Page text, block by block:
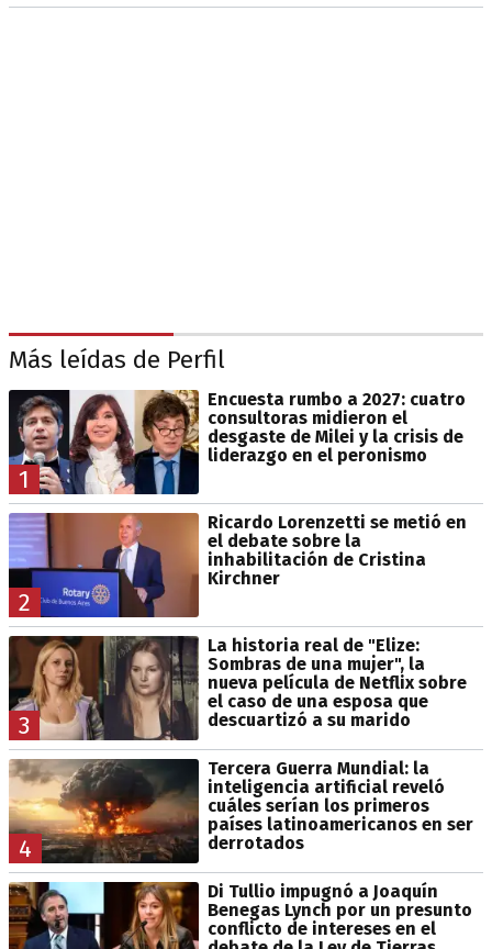
Más leídas de Perfil
1
Encuesta rumbo a 2027: cuatro
consultoras midieron el
desgaste de Milei y la crisis de
liderazgo en el peronismo
2
Ricardo Lorenzetti se metió en
el debate sobre la
inhabilitación de Cristina
Kirchner
3
La historia real de "Elize:
Sombras de una mujer", la
nueva película de Netflix sobre
el caso de una esposa que
descuartizó a su marido
4
Tercera Guerra Mundial: la
inteligencia artificial reveló
cuáles serían los primeros
países latinoamericanos en ser
derrotados
Di Tullio impugnó a Joaquín
Benegas Lynch por un presunto
conflicto de intereses en el